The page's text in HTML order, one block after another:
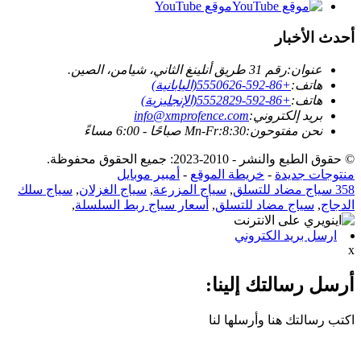
موقع YouTube
أحدث الأخبار
عنوان:رقم 31 طريق أنلينغ الثاني، شيامن، الصين.
هاتف:+86-592-5550626(اليابانية)
هاتف:+86-592-5552829(الإنجليزية)
بريد إلكتروني:info@xmprofence.com
نحن مفتوحون:Mn-Fr:8:30 صباحًا - 6:00 مساءً
© حقوق الطبع والنشر - 2010-2023: جميع الحقوق محفوظة.
منتوجات جديدة - خريطة الموقع - أمبير موبايل
358 سياج مضاد للتسلق
, سياج المزرعة, سياج الغزلان, سياج سلك
الدجاج, سياج مضاد للتسلق, أسعار سياج ربط السلسلة,
ارسل بريد الكتروني
x
أرسل رسالتك إلينا:
اكتب رسالتك هنا وأرسلها لنا